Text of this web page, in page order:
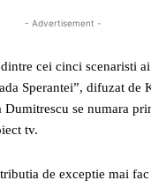
- Advertisement -
cei cinci scenaristi
Sperantei”, difuzat de
se numara
tv.
de exceptie mai